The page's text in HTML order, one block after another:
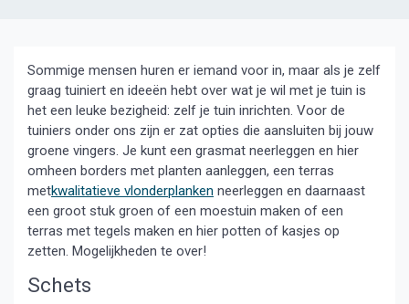
Sommige mensen huren er iemand voor in, maar als je zelf
graag tuiniert en ideeën hebt over wat je wil met je tuin is
het een leuke bezigheid: zelf je tuin inrichten. Voor de
tuiniers onder ons zijn er zat opties die aansluiten bij jouw
groene vingers. Je kunt een grasmat neerleggen en hier
omheen borders met planten aanleggen, een terras
metkwalitatieve vlonderplanken neerleggen en daarnaast
een groot stuk groen of een moestuin maken of een
terras met tegels maken en hier potten of kasjes op
zetten. Mogelijkheden te over!
Schets